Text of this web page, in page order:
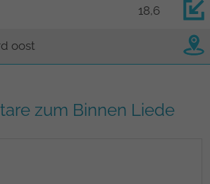
18,6
oost
zum Binnen Liede